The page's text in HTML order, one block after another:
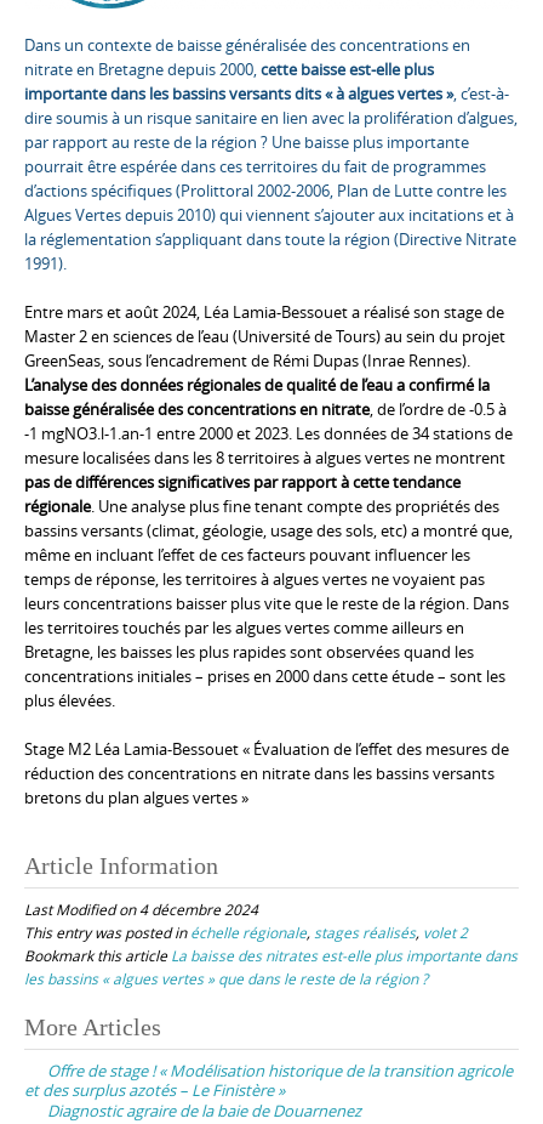
Dans un contexte de baisse généralisée des concentrations en
nitrate en Bretagne depuis 2000,cette baisse est-elle plus
importante dans les bassins versants dits « à algues vertes », c’est-à-
dire soumis à un risque sanitaire en lien avec la prolifération d’algues,
par rapport au reste de la région ? Une baisse plus importante
pourrait être espérée dans ces territoires du fait de programmes
d’actions spécifiques (Prolittoral 2002-2006, Plan de Lutte contre les
Algues Vertes depuis 2010) qui viennent s’ajouter aux incitations et à
la réglementation s’appliquant dans toute la région (Directive Nitrate
1991).
Entre mars et août 2024, Léa Lamia-Bessouet a réalisé son stage de
Master 2 en sciences de l’eau (Université de Tours) au sein du projet
GreenSeas, sous l’encadrement de Rémi Dupas (Inrae Rennes).
L’analyse des données régionales de qualité de l’eau a confirmé la
baisse généralisée des concentrations en nitrate, de l’ordre de -0.5 à
-1 mgNO3.l-1.an-1 entre 2000 et 2023. Les données de 34 stations de
mesure localisées dans les 8 territoires à algues vertes ne montrent
pas de différences significatives par rapport à cette tendance
régionale. Une analyse plus fine tenant compte des propriétés des
bassins versants (climat, géologie, usage des sols, etc) a montré que,
même en incluant l’effet de ces facteurs pouvant influencer les
temps de réponse, les territoires à algues vertes ne voyaient pas
leurs concentrations baisser plus vite que le reste de la région. Dans
les territoires touchés par les algues vertes comme ailleurs en
Bretagne, les baisses les plus rapides sont observées quand les
concentrations initiales – prises en 2000 dans cette étude – sont les
plus élevées.
Stage M2 Léa Lamia-Bessouet « Évaluation de l’effet des mesures de
réduction des concentrations en nitrate dans les bassins versants
bretons du plan algues vertes »
Article Information
Last Modified on 4 décembre 2024
This entry was posted inéchelle régionale,stages réalisés, volet 2
Bookmark this articleLa baisse des nitrates est-elle plus importante dans
les bassins « algues vertes » que dans le reste de la région ?
Post
navigation
More Articles
Offre de stage ! « Modélisation historique de la transition agricole
et des surplus azotés – Le Finistère »
Diagnostic agraire de la baie de Douarnenez